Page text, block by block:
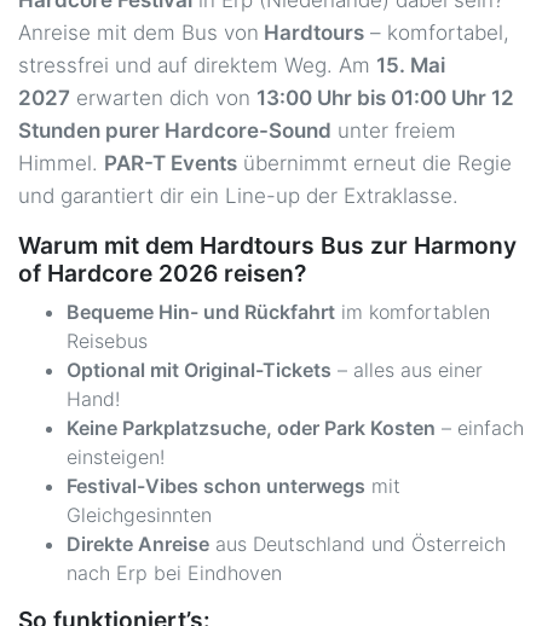
Hengelopl. , 48282 Emsdetten 15.05.2027 ca. 08:45 Uhr
Erkelenz - Hbf 59,00 €
Konrad-Adenauer-Platz 1, 41812
15.05.2027 ca. 10:00 Uhr
Essen - ZOB 59,00 €
Freiheit 5, 45127 Essen 15.05.2027 ca. 09:45 Uhr
Euskirchen - ZOB 59,00 €
Oststraße 2, 53879 Euskirchen 15.05.2027 ca. 09:00 Uhr
Frankfurt am Main - Hbf
Stuttgarter Str. 26, 60329
Frankfurt am Main
15.05.2027 ca. 05:15 Uhr
Geldern - Bhf 54,00 €
Bahnhofstraße 22 - 40, 47608
Geldern
Gelsenkirchen - Hbf 59,00 €
Bahnhofsvorplatz 10 , 45879
Anreise mit dem Bus von Hardtours – komfortabel,
stressfrei und auf direktem Weg. Am 15. Mai
2027 erwarten dich von 13:00 Uhr bis 01:00 Uhr 12
Stunden purer Hardcore-Sound unter freiem
Himmel. PAR-T Events übernimmt erneut die Regie
und garantiert dir ein Line-up der Extraklasse.
Warum mit dem Hardtours Bus zur Harmony
of Hardcore 2026 reisen?
Bequeme Hin- und Rückfahrt im komfortablen
Reisebus
Optional mit Original-Tickets – alles aus einer
Hand!
Keine Parkplatzsuche, oder Park Kosten – einfach
einsteigen!
Festival-Vibes schon unterwegs mit
Gleichgesinnten
Direkte Anreise aus Deutschland und Österreich
nach Erp bei Eindhoven
So funktioniert’s: